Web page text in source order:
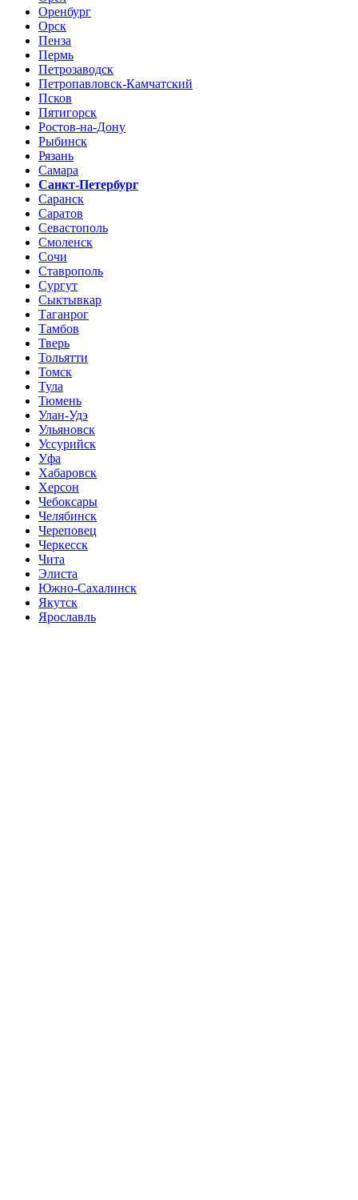
Оренбург
Орск
Пенза
Пермь
Петрозаводск
Петропавловск-Камчатский
Псков
Пятигорск
Ростов-на-Дону
Рыбинск
Рязань
Самара
Санкт-Петербург
Саранск
Саратов
Севастополь
Смоленск
Сочи
Ставрополь
Сургут
Сыктывкар
Таганрог
Тамбов
Тверь
Тольятти
Томск
Тула
Тюмень
Улан-Удэ
Ульяновск
Уссурийск
Уфа
Хабаровск
Херсон
Чебоксары
Челябинск
Череповец
Черкесск
Чита
Элиста
Южно-Сахалинск
Якутск
Ярославль